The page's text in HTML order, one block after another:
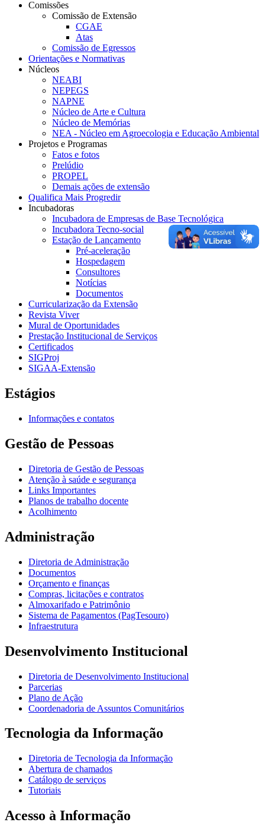
Comissões
Comissão de Extensão
CGAE
Atas
Comissão de Egressos
Orientações e Normativas
Núcleos
NEABI
NEPEGS
NAPNE
Núcleo de Arte e Cultura
Núcleo de Memórias
NEA - Núcleo em Agroecologia e Educação Ambiental
Projetos e Programas
Fatos e fotos
Prelúdio
PROPEL
Demais ações de extensão
Qualifica Mais Progredir
Incubadoras
Incubadora de Empresas de Base Tecnológica
Incubadora Tecno-social
Estação de Lançamento
Pré-aceleração
Hospedagem
Consultores
Notícias
Documentos
Curricularização da Extensão
Revista Viver
Mural de Oportunidades
Prestação Institucional de Serviços
Certificados
SIGProj
SIGAA-Extensão
Estágios
Informações e contatos
Gestão de Pessoas
Diretoria de Gestão de Pessoas
Atenção à saúde e segurança
Links Importantes
Planos de trabalho docente
Acolhimento
Administração
Diretoria de Administração
Documentos
Orçamento e finanças
Compras, licitações e contratos
Almoxarifado e Patrimônio
Sistema de Pagamentos (PagTesouro)
Infraestrutura
Desenvolvimento Institucional
Diretoria de Desenvolvimento Institucional
Parcerias
Plano de Ação
Coordenadoria de Assuntos Comunitários
Tecnologia da Informação
Diretoria de Tecnologia da Informação
Abertura de chamados
Catálogo de serviços
Tutoriais
Acesso à Informação